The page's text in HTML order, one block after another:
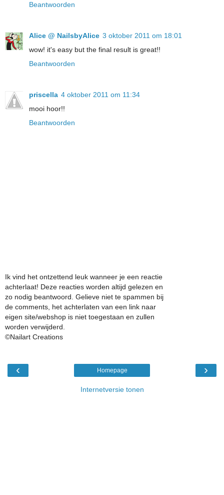
Beantwoorden
Alice @ NailsbyAlice 3 oktober 2011 om 18:01
wow! it's easy but the final result is great!!
Beantwoorden
priscella 4 oktober 2011 om 11:34
mooi hoor!!
Beantwoorden
Ik vind het ontzettend leuk wanneer je een reactie
achterlaat! Deze reacties worden altijd gelezen en
zo nodig beantwoord. Gelieve niet te spammen bij
de comments, het achterlaten van een link naar
eigen site/webshop is niet toegestaan en zullen
worden verwijderd.
©Nailart Creations
‹ ›
Homepage
Internetversie tonen